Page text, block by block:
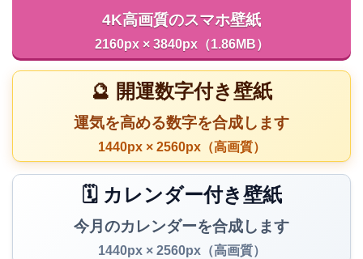
4K高画質のスマホ壁紙
2160px × 3840px（1.86MB）
🔮 開運数字付き壁紙
運気を高める数字を合成します
1440px × 2560px（高画質）
🗓️ カレンダー付き壁紙
今月のカレンダーを合成します
1440px × 2560px（高画質）